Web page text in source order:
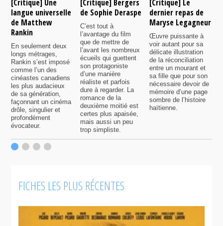
[Critique] Une
langue universelle
de Matthew
Rankin
En seulement deux
longs métrages,
Rankin s’est imposé
comme l’un des
cinéastes canadiens
les plus audacieux
de sa génération,
façonnant un cinéma
drôle, singulier et
profondément
évocateur.
[Critique] Bergers
de Sophie Deraspe
C’est tout à
l’avantage du film
que de mettre de
l’avant les nombreux
écueils qui guettent
son protagoniste
d’une manière
réaliste et parfois
dure à regarder. La
romance de la
deuxième moitié est
certes plus apaisée,
mais aussi un peu
trop simpliste.
[Critique] Le
dernier repas de
Maryse Legagneur
Œuvre puissante à
voir autant pour sa
délicate illustration
de la réconciliation
entre un mourant et
sa fille que pour son
nécessaire devoir de
mémoire d’une page
sombre de l’histoire
haïtienne.
FICHES LES PLUS RÉCENTES